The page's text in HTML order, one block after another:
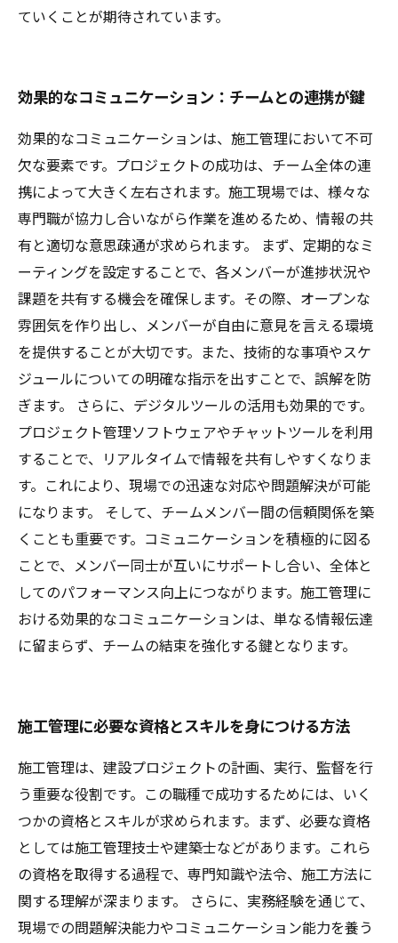
ていくことが期待されています。
効果的なコミュニケーション：チームとの連携が鍵
効果的なコミュニケーションは、施工管理において不可
欠な要素です。プロジェクトの成功は、チーム全体の連
携によって大きく左右されます。施工現場では、様々な
専門職が協力し合いながら作業を進めるため、情報の共
有と適切な意思疎通が求められます。 まず、定期的なミ
ーティングを設定することで、各メンバーが進捗状況や
課題を共有する機会を確保します。その際、オープンな
雰囲気を作り出し、メンバーが自由に意見を言える環境
を提供することが大切です。また、技術的な事項やスケ
ジュールについての明確な指示を出すことで、誤解を防
ぎます。 さらに、デジタルツールの活用も効果的です。
プロジェクト管理ソフトウェアやチャットツールを利用
することで、リアルタイムで情報を共有しやすくなりま
す。これにより、現場での迅速な対応や問題解決が可能
になります。 そして、チームメンバー間の信頼関係を築
くことも重要です。コミュニケーションを積極的に図る
ことで、メンバー同士が互いにサポートし合い、全体と
してのパフォーマンス向上につながります。施工管理に
おける効果的なコミュニケーションは、単なる情報伝達
に留まらず、チームの結束を強化する鍵となります。
施工管理に必要な資格とスキルを身につける方法
施工管理は、建設プロジェクトの計画、実行、監督を行
う重要な役割です。この職種で成功するためには、いく
つかの資格とスキルが求められます。まず、必要な資格
としては施工管理技士や建築士などがあります。これら
の資格を取得する過程で、専門知識や法令、施工方法に
関する理解が深まります。 さらに、実務経験を通じて、
現場での問題解決能力やコミュニケーション能力を養う